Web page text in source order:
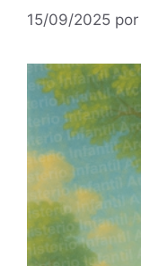
15/09/2025 por